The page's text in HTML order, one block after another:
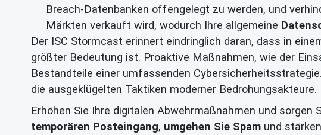
Breach-Datenbanken offengelegt zu werden, und
Märkten verkauft wird, wodurch Ihre allgemeine
Der ISC Stormcast erinnert eindringlich daran, dass in
größter Bedeutung ist. Proaktive Maßnahmen, wie der
Bestandteile einer umfassenden
die ausgeklügelten Taktiken moderner Bedrohungsakteure.
Erhöhen Sie Ihre digitalen Abwehrmaßnahmen und sorgen
temporären Posteingang, umgehen Sie Spam und